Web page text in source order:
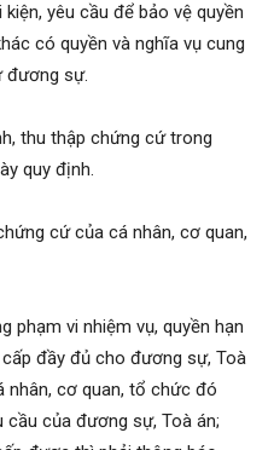
yêu cầu để bảo vệ quyền
có quyền và nghĩa vụ cung
đương sự.
thu thập chứng cứ trong
quy định.
cứ của cá nhân, cơ quan,
phạm vi nhiệm vụ, quyền hạn
đầy đủ cho đương sự, Toà
nhân, cơ quan, tổ chức đó
cầu của đương sự, Toà án;